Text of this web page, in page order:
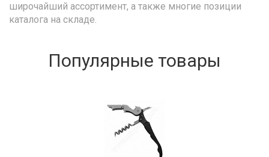
широчайший ассортимент, а также многие позиции
каталога на складе.
Популярные товары